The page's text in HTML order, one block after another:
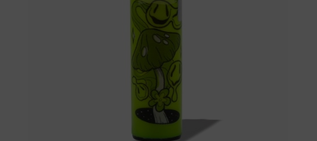
Limpadores para Cachimbo